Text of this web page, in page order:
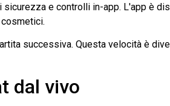
e controlli in-app. L'app è
cosmetici.
successiva. Questa velocità è
dal vivo